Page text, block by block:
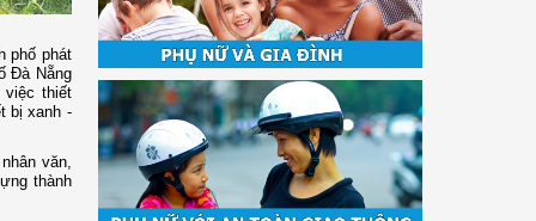
phố phát
Đà Nẵng
việc thiết
bị xanh -
văn,
thành